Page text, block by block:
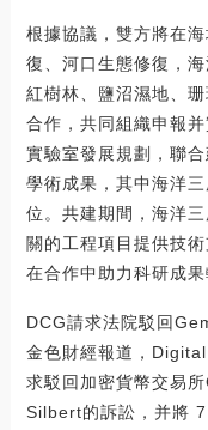
根據協議，雙方將在
復、河口生態修復，
紅樹林、鹽沼濕地、
合作，共同組織申報
實驗室發展規劃，聯
學術成果，其中海洋
位。共建期間，海洋
關的工程項目提供技
在合作中助力科研成果
DCG請求法院駁回
金色財經報道，
求駁回加密貨幣交易
Silbert的訴訟，并將